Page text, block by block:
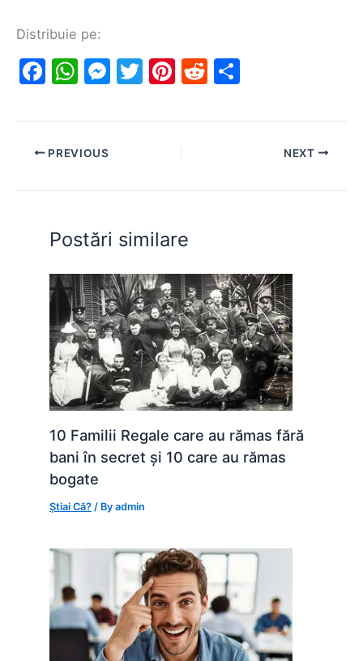
Distribuie pe:
F
c
e
o
o
k
W
at
s
p
p
M
s
n
g
er
T
itt
Pi
er
e
R
d ar
PREVIOUS NEXT
Postări similare
10 Familii Regale care au rămas fără
bani în secret și 10 care au rămas
bogate
Știai Că? / Byadmin